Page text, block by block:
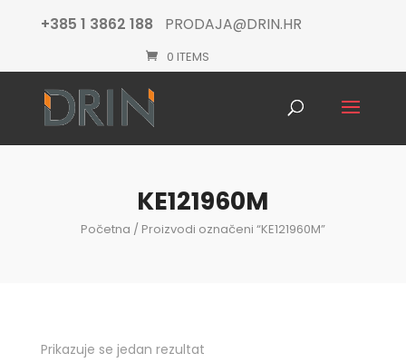
+385 1 3862 188 PRODAJA@DRIN.HR
0 ITEMS
KE121960M
Početna / Proizvodi označeni “KE121960M”
Prikazuje se jedan rezultat